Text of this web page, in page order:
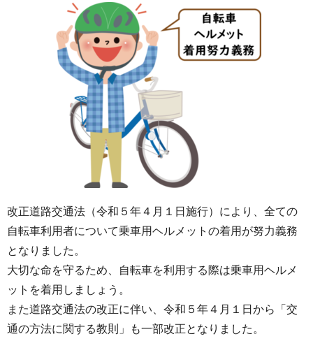
改正道路交通法（令和５年４月１日施行）により、全ての
自転車利用者について乗車用ヘルメットの着用が努力義務
となりました。
大切な命を守るため、自転車を利用する際は乗車用ヘルメ
ットを着用しましょう。
また道路交通法の改正に伴い、令和５年４月１日から「交
通の方法に関する教則」も一部改正となりました。